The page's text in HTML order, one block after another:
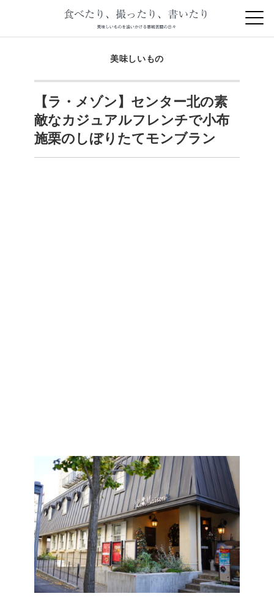
美味しいもの
【ラ・メゾン】センター北の素
敵なカジュアルフレンチで小布
施栗のしぼりたてモンブラン